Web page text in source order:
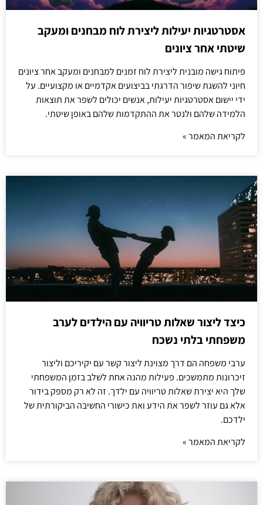
אסטרטגיות יעילות ליצירת לוח מבחנים ומעקב
שיטתי אחר ציונים
פיתוח גישה מובנית ליצירת לוח זמנים למבחנים ומעקב אחר ציונים
חיוני להשגת שיפור הדרגתי בביצועים אקדמיים או מקצועיים. על
ידי יישום אסטרטגיות יעילות, אנשים יכולים לשפר את תוצאות
הלמידה שלהם ולנטר את ההתקדמות שלהם באופן שיטתי.
לקריאת המאמר »
כיצד ליצור שאלות טריוויה עם הילדים לערב
משפחתי בלתי נשכח
ערבי משפחה הם דרך מצוינת ליצור קשר עם יקיריכם וליצור
זיכרונות מתמשכים. פעילות מהנה אחת לשלב בזמן המשפחתי
שלך היא יצירת שאלות טריוויה עם ילדך. זה לא רק מספק בידור
אלא גם עוזר לשפר את הידע ואת כישורי החשיבה הביקורתית של
ילדכם.
לקריאת המאמר »